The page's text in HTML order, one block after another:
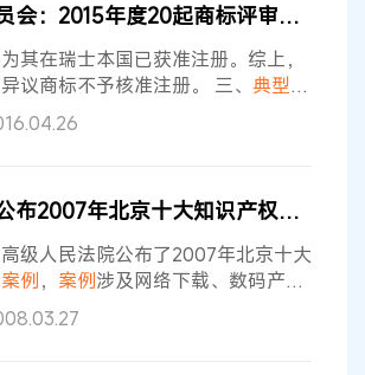
的电源主机为被诉侵权产品汽车应
要零部件，其外观亦构成产品外观
实现整款产品的
商标评审委员会：2015年度20起商标评审
典型
其在瑞士本国已获准注册。综上，
议商标不予核准注册。 三、 典型意
十条第一款第（二）项规定，同外
国旗、国徽、军旗等相同或者近似
意，即外国政府明确授权申请人在
国国家名称，申请人应当提交经该
书面证明文件；二为视为同意，即
北京市高院公布2007年北京十大知识产权
典型
级人民法院公布了2007年北京十大
案例， 案例涉及网络下载、数码产
多个领域。戴尔、泥人张、雅
熟能详的品牌都因知识产权纠纷